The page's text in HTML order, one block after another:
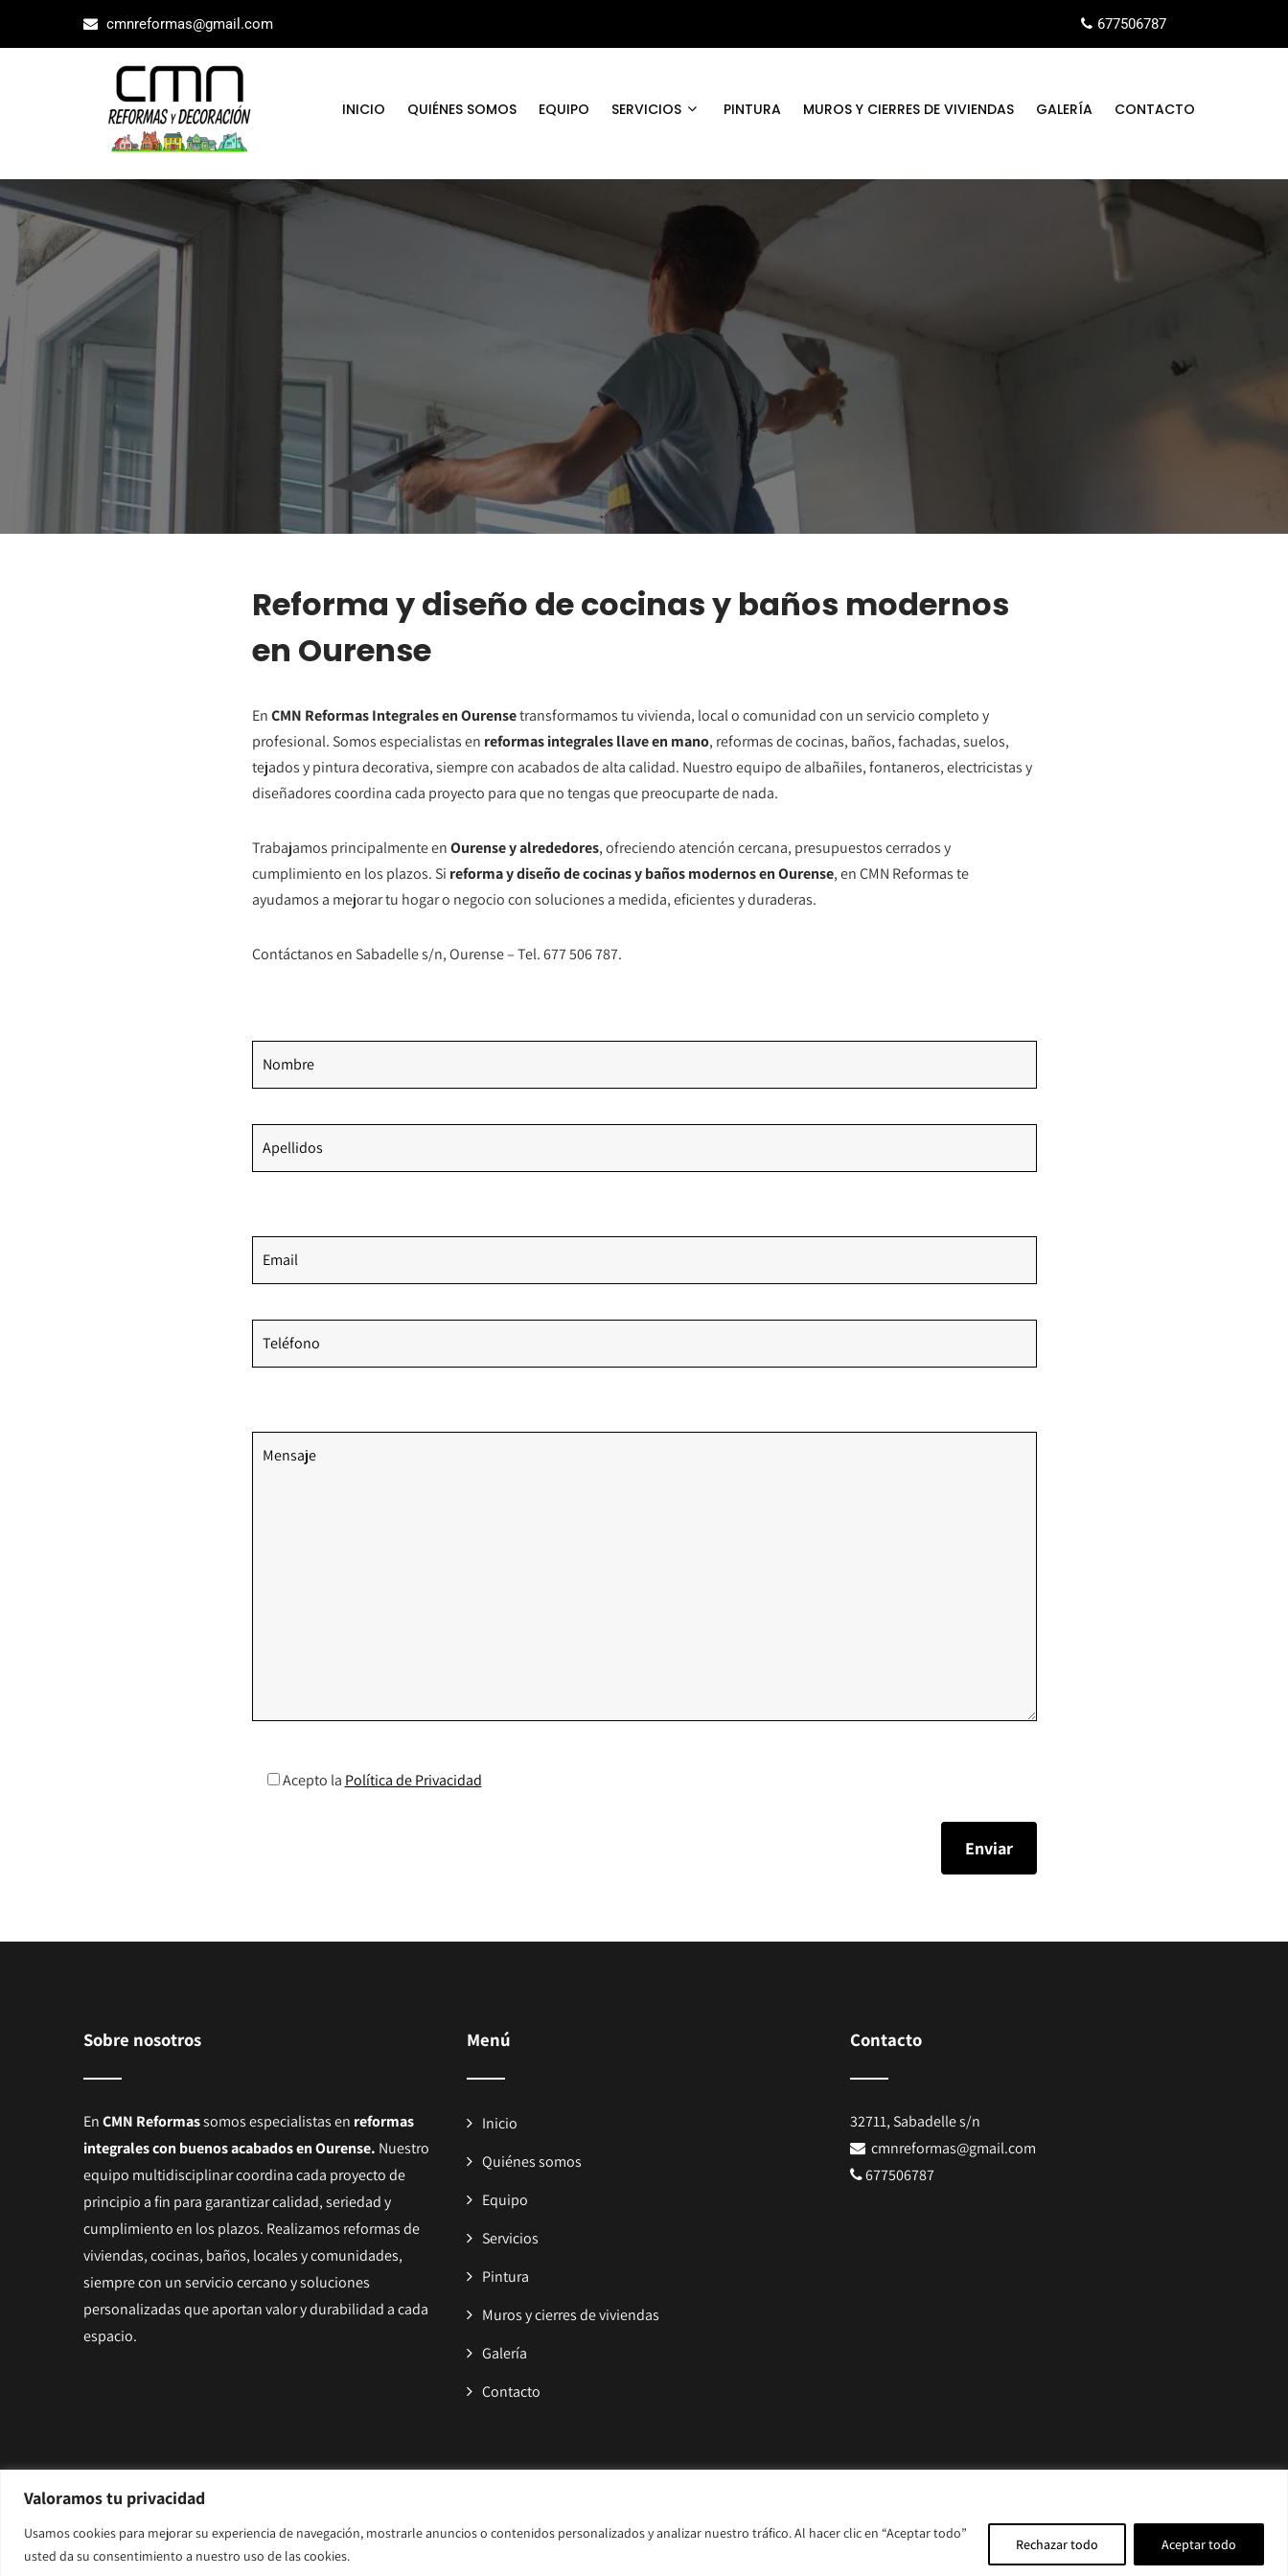
Valoramos tu privacidad
Usamos cookies para mejorar su experiencia de navegación, mostrarle anuncios o contenidos personalizados y analizar nuestro tráfico. Al hacer clic en “Aceptar todo”
usted da su consentimiento a nuestro uso de las cookies.
Rechazar todo Aceptar todo
cmnreformas@gmail.com 677506787
INICIO QUIÉNES SOMOS EQUIPO SERVICIOS PINTURA MUROS Y CIERRES DE VIVIENDAS GALERÍA CONTACTO
Reforma y diseño de cocinas y baños modernos
en Ourense
EnCMN Reformas Integrales en Ourensetransformamos tu vivienda, local o comunidad con un servicio completo y
profesional. Somos especialistas en reformas integrales llave en mano, reformas de cocinas, baños, fachadas, suelos,
tejados y pintura decorativa, siempre con acabados de alta calidad. Nuestro equipo de albañiles, fontaneros, electricistas y
diseñadores coordina cada proyecto para que no tengas que preocuparte de nada.
Trabajamos principalmente enOurense y alrededores, ofreciendo atención cercana, presupuestos cerrados y
cumplimiento en los plazos. Si reforma y diseño de cocinas y baños modernos en Ourense, en CMN Reformas te
ayudamos a mejorar tu hogar o negocio con soluciones a medida, eficientes y duraderas.
Contáctanos en Sabadelle s/n, Ourense – Tel. 677 506 787.
Acepto la Política de Privacidad
Sobre nosotros
EnCMN Reformassomos especialistas en reformas
integrales con buenos acabados en Ourense. Nuestro
equipo multidisciplinar coordina cada proyecto de
principio a fin para garantizar calidad, seriedad y
cumplimiento en los plazos. Realizamos reformas de
viviendas, cocinas, baños, locales y comunidades,
siempre con un servicio cercano y soluciones
personalizadas que aportan valor y durabilidad a cada
espacio.
Menú
Inicio
Quiénes somos
Equipo
Servicios
Pintura
Muros y cierres de viviendas
Galería
Contacto
Contacto
32711, Sabadelle s/n
cmnreformas@gmail.com
677506787
© Copyright 2025 | CMN Reformas |
Diseñado porCitiservi Media